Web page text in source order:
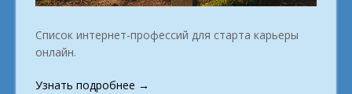
Список интернет-профессий для старта карьеры
онлайн.
Узнать подробнее «Освойте
→